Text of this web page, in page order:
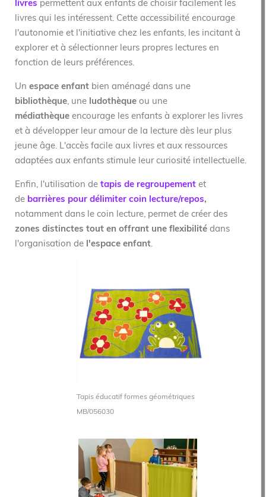
livres permettent aux enfants de choisir facilement les
livres qui les intéressent. Cette accessibilité encourage
l'autonomie et l'initiative chez les enfants, les incitant à
explorer et à sélectionner leurs propres lectures en
fonction de leurs préférences.
Un espace enfant bien aménagé dans une
bibliothèque, une ludothèque ou une
médiathèque encourage les enfants à explorer les livres
et à développer leur amour de la lecture dès leur plus
jeune âge. L'accès facile aux livres et aux ressources
adaptées aux enfants stimule leur curiosité intellectuelle.
Enfin, l'utilisation de tapis de regroupement et
de barrières pour délimiter coin lecture/repos,
notamment dans le coin lecture, permet de créer des
zones distinctes tout en offrant une flexibilité dans
l'organisation de l'espace enfant.
Tapis éducatif formes géométriques
MB/056030